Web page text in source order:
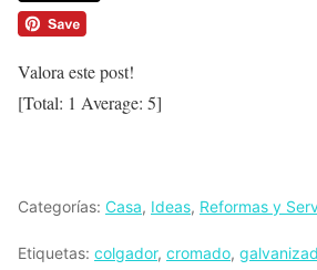
Valora este post!
[Total: 1 Average: 5]
Categorías: Casa, Ideas, Reformas y
Etiquetas: colgador, cromado,